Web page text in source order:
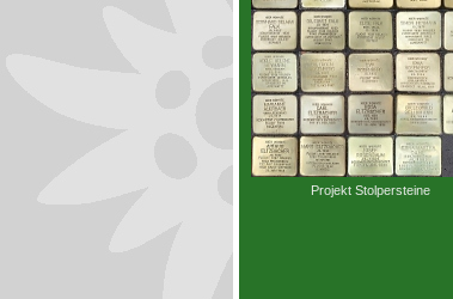
Projekt Stolpersteine